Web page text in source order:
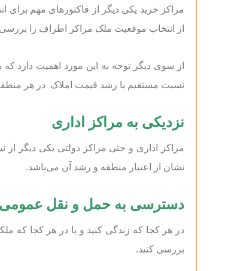
مراکز خرید یکی دیگر از فاکتور‌های مهم برای
از انتخاب موقعیت ملک مراکر اطراف را
از سوی دیگر توجه به این مورد اهمیت دارد
نسبت مستقیم با رشد قیمت املاک در هر
نزدیکی به مراکز اداری
مراکز اداری و حتی مراکز دولتی یکی دیگر
نشان از اعتبار منطقه و رشد آن می‌باشد.
دسترسی به حمل و نقل عمومی
در هر کجا که زندگی کنید و یا در هر کجا که
بررسی کنید.